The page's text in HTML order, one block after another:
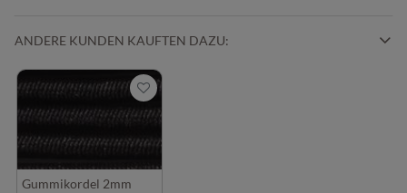
ANDERE KUNDEN KAUFTEN DAZU:
Gummikordel 2mm